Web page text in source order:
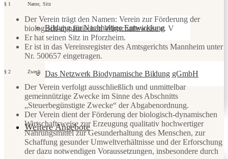
Bildung für Nachhaltige Entwicklung
Das Netzwerk Biodynamische Bildung gGmbH
Weitere Angebote
§ 1 Name, Sitz
Der Verein trägt den Namen: Verein zur Förderung der
biologisch-dynamischen Wirtschaftsweise e. V
Er hat seinen Sitz in Pforzheim.
Er ist in das Vereinsregister des Amtsgerichts Mannheim unter
Nr. 500657 eingetragen.
§ 2 Zweck
Der Verein verfolgt ausschließlich und unmittelbar
gemeinnützige Zwecke im Sinne des Abschnitts
„Steuerbegünstigte Zwecke“ der Abgabenordnung.
Der Verein dient der Förderung der biologisch-dynamischen
Wirtschaftsweise zur Erzeugung qualitativ hochwertiger
Nahrungsmittel zur Gesunderhaltung des Menschen, zur
Schaffung gesunder Umweltverhältnisse und der Erforschung
der dazu notwendigen Voraussetzungen, insbesondere durch